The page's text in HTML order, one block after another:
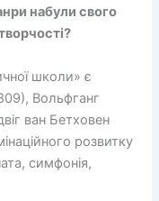
набули свого
школи» є
Вольфганг
ван Бетховен
розвитку
симфонія,